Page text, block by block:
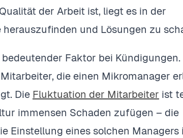
der Arbeit ist, liegt es in der
und Lösungen zu
Faktor bei
die einen Mikromanager
Die Fluktuation der Mitarbeiter ist
immensen Schaden zufügen – die
Einstellung eines solchen Managers